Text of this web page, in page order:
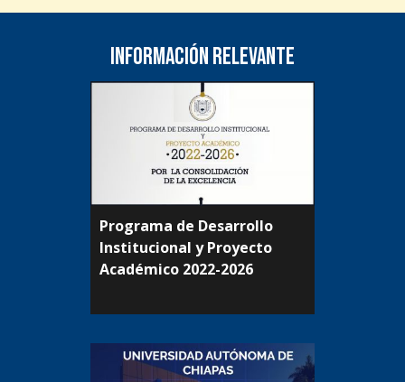
Información relevante
Programa de Desarrollo
Institucional y Proyecto
Académico 2022-2026